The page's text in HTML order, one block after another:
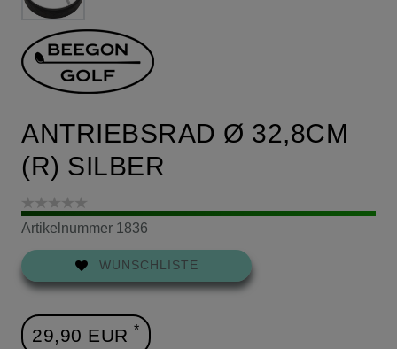
ANTRIEBSRAD Ø 32,8CM
(R) SILBER
Artikelnummer 1836
WUNSCHLISTE
29,90 EUR *